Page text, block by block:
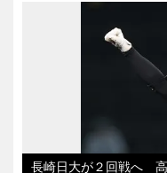
長崎日大が２回戦へ